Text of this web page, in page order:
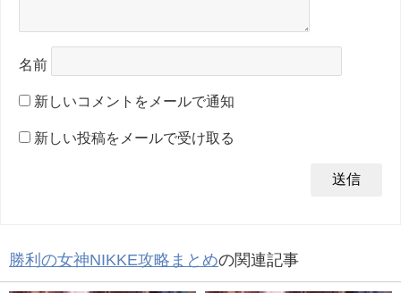
名前
新しいコメントをメールで通知
新しい投稿をメールで受け取る
勝利の女神NIKKE攻略まとめの関連記事